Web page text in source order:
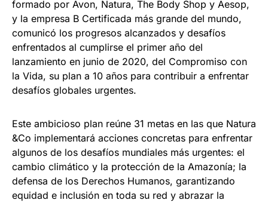
formado por Avon, Natura, The Body Shop y Aesop,
y la empresa B Certificada más grande del mundo,
comunicó los progresos alcanzados y desafíos
enfrentados al cumplirse el primer año del
lanzamiento en junio de 2020, del Compromiso con
la Vida, su plan a 10 años para contribuir a enfrentar
desafíos globales urgentes.
Este ambicioso plan reúne 31 metas en las que Natura
&Co implementará acciones concretas para enfrentar
algunos de los desafíos mundiales más urgentes: el
cambio climático y la protección de la Amazonía; la
defensa de los Derechos Humanos, garantizando
equidad e inclusión en toda su red y abrazar la